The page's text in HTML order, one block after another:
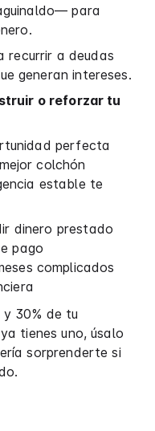
para
recurrir a deudas
generan intereses.
o reforzar tu
perfecta
colchón
estable te
dinero prestado
pago
complicados
30% de tu
tienes uno, úsalo
sorprenderte si